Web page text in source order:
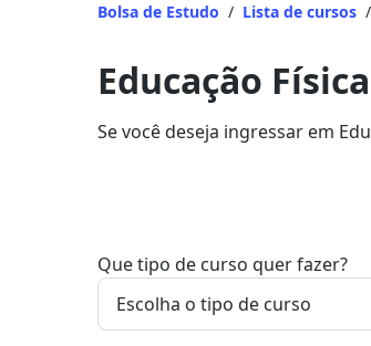
Bolsa de Estudo / Lista de cursos /
Educação
Se você deseja ingressar em
Que tipo de curso quer fazer?